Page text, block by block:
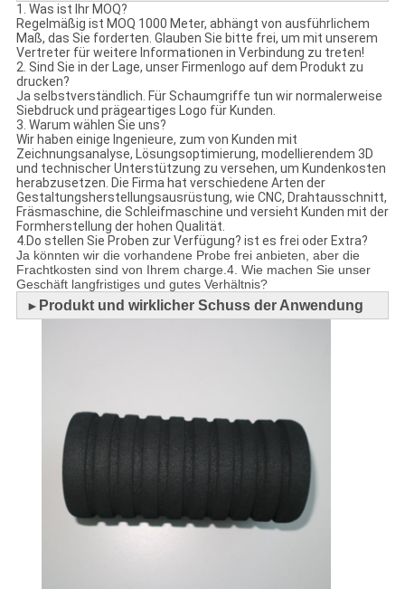
1. Was ist Ihr MOQ?
Regelmäßig ist MOQ 1000 Meter, abhängt von ausführlichem
Maß, das Sie forderten. Glauben Sie bitte frei, um mit unserem
Vertreter für weitere Informationen in Verbindung zu treten!
2. Sind Sie in der Lage, unser Firmenlogo auf dem Produkt zu
drucken?
Ja selbstverständlich. Für Schaumgriffe tun wir normalerweise
Siebdruck und prägeartiges Logo für Kunden.
3. Warum wählen Sie uns?
Wir haben einige Ingenieure, zum von Kunden mit
Zeichnungsanalyse, Lösungsoptimierung, modellierendem 3D
und technischer Unterstützung zu versehen, um Kundenkosten
herabzusetzen. Die Firma hat verschiedene Arten der
Gestaltungsherstellungsausrüstung, wie CNC, Drahtausschnitt,
Fräsmaschine, die Schleifmaschine und versieht Kunden mit der
Formherstellung der hohen Qualität.
4.Do stellen Sie Proben zur Verfügung? ist es frei oder Extra?
Ja könnten wir die vorhandene Probe frei anbieten, aber die
Frachtkosten sind von Ihrem charge.4. Wie machen Sie unser
Geschäft langfristiges und gutes Verhältnis?
► Produkt und wirklicher Schuss der Anwendung